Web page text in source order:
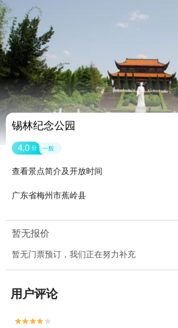
锡林纪念公园
4.0 分 一般
查看景点简介及开放时间
广东省梅州市蕉岭县
暂无报价
暂无门票预订，我们正在努力补充
用户评论


